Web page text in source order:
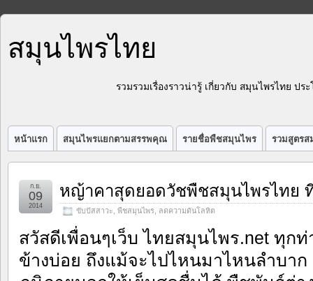
สมุนไพรไทย
รวมรวมเรื่องราวน่ารู้ เกี่ยวกับ สมุนไพรไทย ป
หน้าแรก สมุนไพรแยกตามสรรพคุณ รายชื่อพืชสมุนไพร รวมสูตรส
หญ้าคาสุดยอดวัชพืชสมุนไพรไทย
ขับปัสสาวะ พืชสมุนไพร ลดความดันโลหิต
ก.ย.
09
2014
สวัสดีเพื่อนๆเว็บ ไทยสมุนไพร.net ทุ
ข้างบ่อย ถึงแม้จะไปไหนมาไหนลำบา